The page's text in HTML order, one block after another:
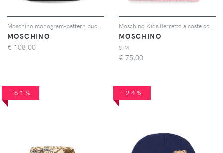
MOSCHINO
€ 108,00
MOSCHINO
S-M
€ 75,00
-61% -24%